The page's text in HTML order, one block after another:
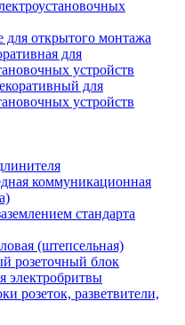
для открытого монтажа
для
устройств
для
устройств
коммуникационная
стандарта
(штепсельная)
розеточный блок
электробритвы
розеток, разветвители,